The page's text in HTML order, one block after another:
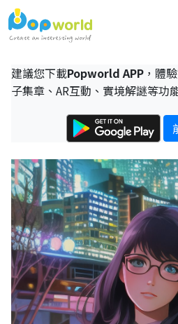
建議您下載Popworld APP ，體
子集章、AR互動、實境解謎等功